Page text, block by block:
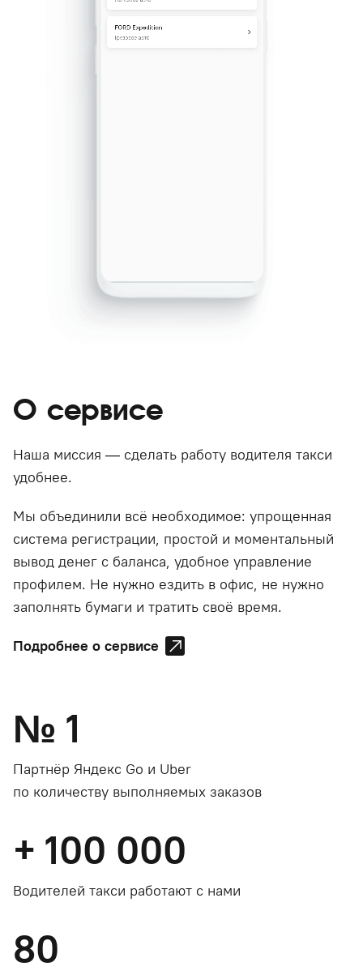
О сервисе
Наша миссия — сделать работу водителя такси
удобнее.
Мы объединили всё необходимое: упрощенная
система регистрации, простой и моментальный
вывод денег с баланса, удобное управление
профилем. Не нужно ездить в офис, не нужно
заполнять бумаги и тратить своё время.
Подробнее о сервисе
№ 1
Партнёр Яндекс Go и Uber
по количеству выполняемых заказов
+ 100 000
Водителей такси работают с нами
80